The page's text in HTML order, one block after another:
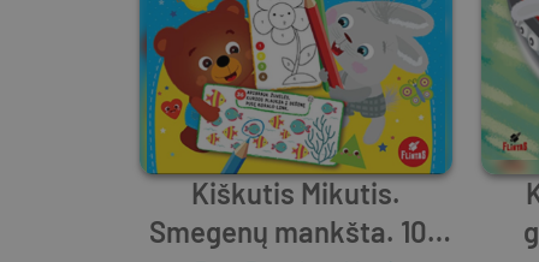
Kiškutis Mikutis.
Smegenų mankšta. 100